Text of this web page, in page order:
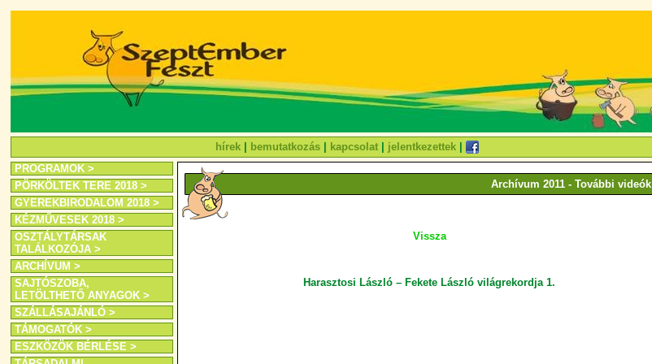
hírek| bemutatkozás kapcsolat| jelentkezettek
PROGRAMOK >
PÖRKÖLTEK TERE 2018 >
GYEREKBIRODALOM 2018 >
KÉZMŰVESEK 2018 >
OSZTÁLYTÁRSAK
TALÁLKOZÓJA >
ARCHÍVUM >
SAJTÓSZOBA,
LETÖLTHETŐ ANYAGOK >
SZÁLLÁSAJÁNLÓ >
TÁMOGATÓK >
ESZKÖZÖK BÉRLÉSE >
Archívum 2011 - További videók
Vissza
Harasztosi László – Fekete László világrekordja 1.